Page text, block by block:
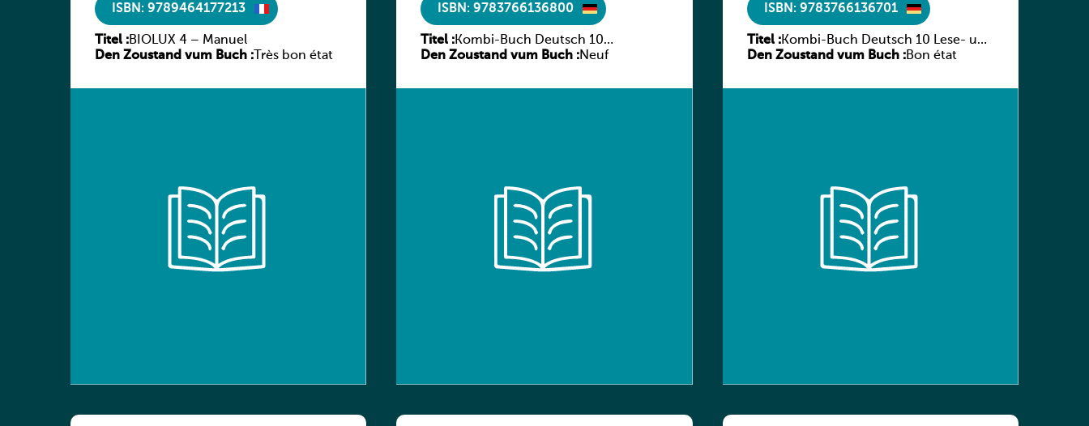
ISBN: 9789464177213
Titel :BIOLUX 4 – Manuel
Den Zoustand vum Buch : Très bon état
ISBN: 9783766136800
Titel :Kombi-Buch Deutsch 10
Arbeitsheft
Den Zoustand vum Buch :Neuf
ISBN: 9783766136701
Titel :Kombi-Buch Deutsch 10 Lese- und
Sprachbuch
Den Zoustand vum Buch :Bon état